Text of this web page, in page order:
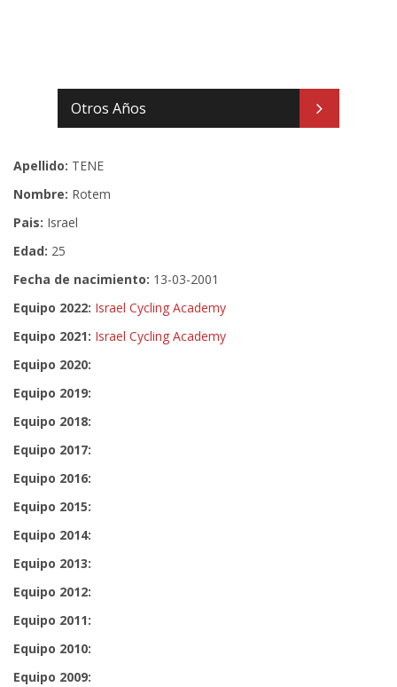
Otros Años
Apellido: TENE
Nombre: Rotem
Pais: Israel
Edad: 25
Fecha de nacimiento: 13-03-2001
Equipo 2022: Israel Cycling Academy
Equipo 2021: Israel Cycling Academy
Equipo 2020:
Equipo 2019:
Equipo 2018:
Equipo 2017:
Equipo 2016:
Equipo 2015:
Equipo 2014:
Equipo 2013:
Equipo 2012:
Equipo 2011:
Equipo 2010:
Equipo 2009: